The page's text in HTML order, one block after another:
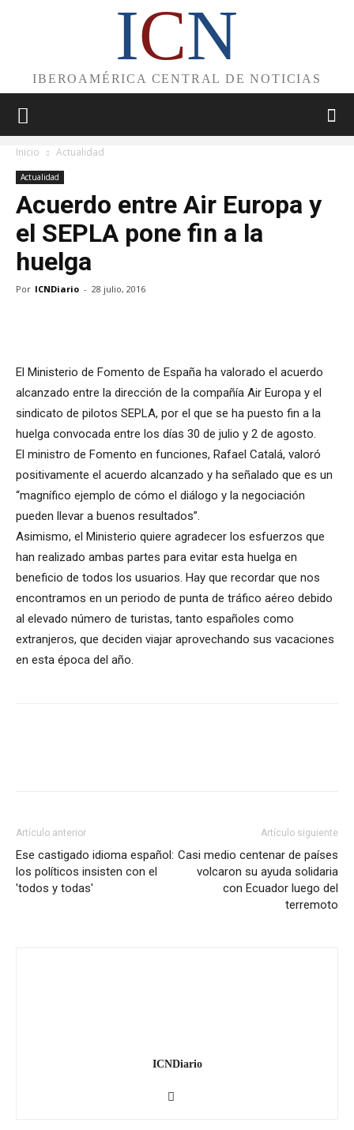
ICN
IBEROAMÉRICA CENTRAL DE NOTICIAS
Inicio Actualidad
Actualidad
Acuerdo entre Air Europa y
el SEPLA pone fin a la
huelga
Por ICNDiario - 28 julio, 2016
El Ministerio de Fomento de España ha valorado el acuerdo
alcanzado entre la dirección de la compañía Air Europa y el
sindicato de pilotos SEPLA, por el que se ha puesto fin a la
huelga convocada entre los días 30 de julio y 2 de agosto.
El ministro de Fomento en funciones, Rafael Catalá, valoró
positivamente el acuerdo alcanzado y ha señalado que es un
“magnífico ejemplo de cómo el diálogo y la negociación
pueden llevar a buenos resultados”.
Asimismo, el Ministerio quiere agradecer los esfuerzos que
han realizado ambas partes para evitar esta huelga en
beneficio de todos los usuarios. Hay que recordar que nos
encontramos en un periodo de punta de tráfico aéreo debido
al elevado número de turistas, tanto españoles como
extranjeros, que deciden viajar aprovechando sus vacaciones
en esta época del año.
Artículo anterior
Ese castigado idioma español:
los políticos insisten con el
'todos y todas'
Artículo siguiente
Casi medio centenar de países
volcaron su ayuda solidaria
con Ecuador luego del
terremoto
ICNDiario